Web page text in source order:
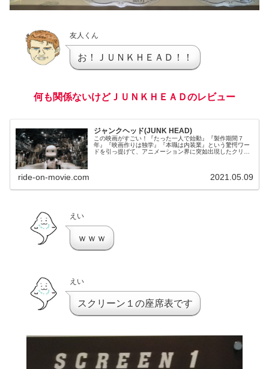
友人くん
お！ＪＵＮＫＨＥＡＤ！！
何も関係ないけどＪＵＮＫＨＥＡＤのレビュー
ジャンクヘッド(JUNK HEAD)
この映画がすごい！『たった一人で始動』『製作期間７
年』『映画作りは独学』『本職は内装業』という驚愕ワー
ドを引っ提げて、アニメーション界に突如出現したクリエ
ride-on-movie.com 2021.05.09
えい
ｗｗｗ
えい
スクリーン１の座席表です